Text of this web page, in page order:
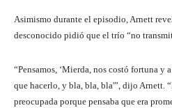
Asimismo durante el episodio, Arnett
desconocido pidió que el trío “no
“Pensamos, ‘Mierda, nos costó fortuna y
que hacerlo, y bla, bla, bla'”, dijo Arnett.
preocupada porque pensaba que era